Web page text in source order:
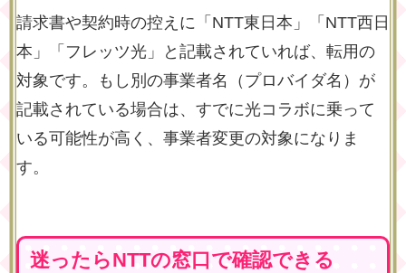
請求書や契約時の控えに「NTT東日本」「NTT西日
本」「フレッツ光」と記載されていれば、転用の
対象です。もし別の事業者名（プロバイダ名）が
記載されている場合は、すでに光コラボに乗って
いる可能性が高く、事業者変更の対象になりま
す。
迷ったらNTTの窓口で確認できる